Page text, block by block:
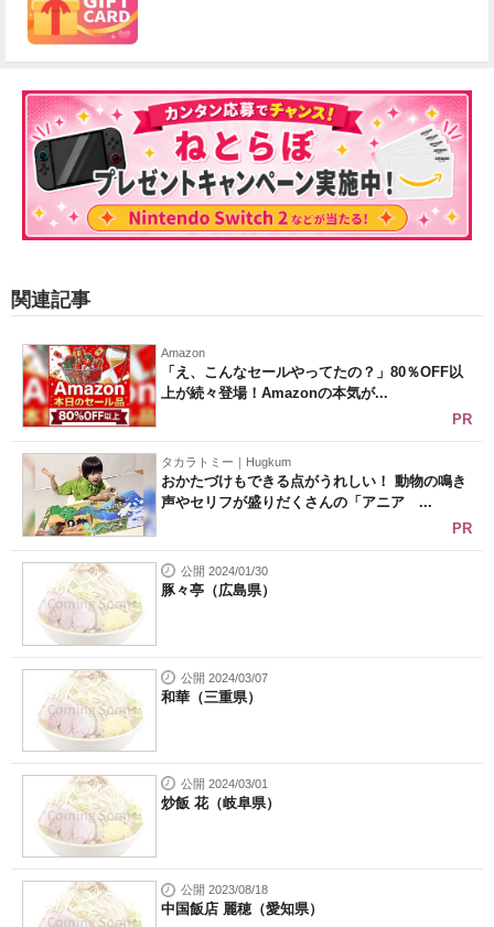
関連記事
Amazon
「え、こんなセールやってたの？」80％OFF以
上が続々登場！Amazonの本気が...
PR
タカラトミー｜Hugkum
おかたづけもできる点がうれしい！ 動物の鳴き
声やセリフが盛りだくさんの「アニア ...
PR
公開 2024/01/30
豚々亭（広島県）
公開 2024/03/07
和華（三重県）
公開 2024/03/01
炒飯 花（岐阜県）
公開 2023/08/18
中国飯店 麗穂（愛知県）